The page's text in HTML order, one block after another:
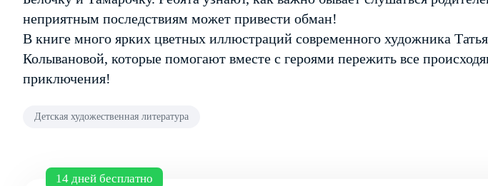
неприятным последствиям может привести обман!
В книге много ярких цветных иллюстраций современного художника
Колывановой, которые помогают вместе с героями пережить все
приключения!
Детская художественная литература
14 дней бесплатно